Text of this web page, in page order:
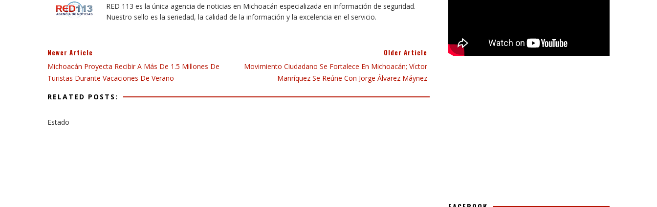
RED 113 es la única agencia de noticias en Michoacán especializada en información de seguridad.
Nuestro sello es la seriedad, la calidad de la información y la excelencia en el servicio.
Newer Article
Michoacán Proyecta Recibir A Más De 1.5 Millones De
Turistas Durante Vacaciones De Verano
Older Article
Movimiento Ciudadano Se Fortalece En Michoacán; Víctor
Manríquez Se Reúne Con Jorge Álvarez Máynez
RELATED POSTS:
Estado